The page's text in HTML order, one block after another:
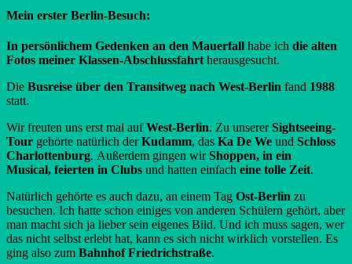
Mein erster Berlin-Besuch:
In persönlichem Gedenken an den Mauerfall habe ich die alten
Fotos meiner Klassen-Abschlussfahrt herausgesucht.
Die Busreise über den Transitweg nach West-Berlin fand 1988
statt.
Wir freuten uns erst mal aufWest-Berlin. Zu unsererSightseeing-
Tour gehörte natürlich derKudamm, das Ka De We und Schloss
Charlottenburg. Außerdem gingen wirShoppen, in ein
Musical, feierten in Clubs und hatten einfach eine tolle Zeit.
Natürlich gehörte es auch dazu, an einem Tag Ost-Berlin zu
besuchen. Ich hatte schon einiges von anderen Schülern gehört, aber
man macht sich ja lieber sein eigenes Bild. Und ich muss sagen, wer
das nicht selbst erlebt hat, kann es sich nicht wirklich vorstellen. Es
ging also zum Bahnhof Friedrichstraße.